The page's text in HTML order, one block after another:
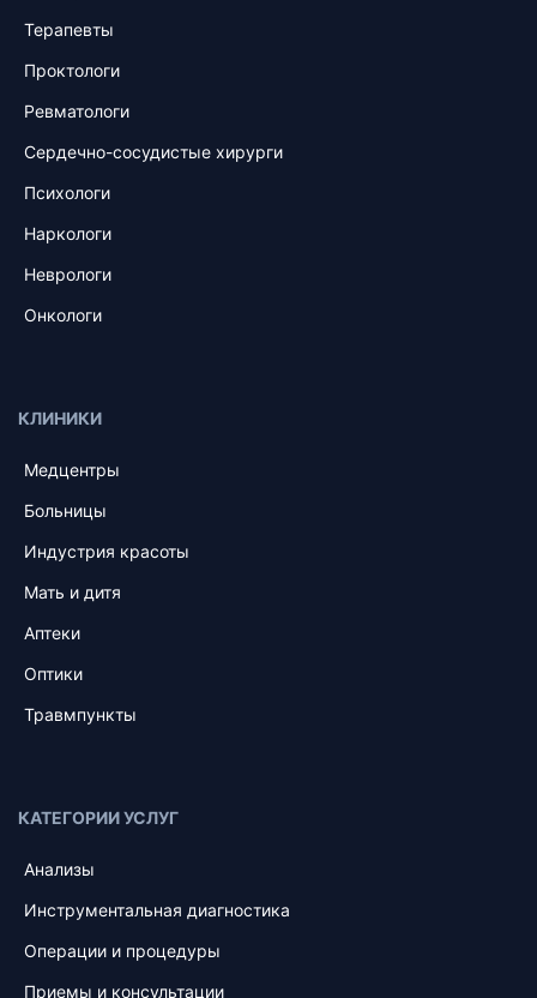
Терапевты
Проктологи
Ревматологи
Сердечно-сосудистые хирурги
Психологи
Наркологи
Неврологи
Онкологи
КЛИНИКИ
Медцентры
Больницы
Индустрия красоты
Мать и дитя
Аптеки
Оптики
Травмпункты
КАТЕГОРИИ УСЛУГ
Анализы
Инструментальная диагностика
Операции и процедуры
Приемы и консультации